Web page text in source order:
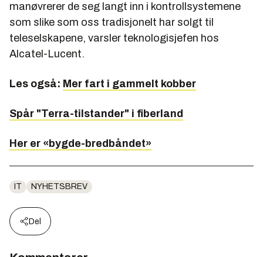
manøvrerer de seg langt inn i kontrollsystemene
som slike som oss tradisjonelt har solgt til
teleselskapene, varsler teknologisjefen hos
Alcatel-Lucent.
Les også: Mer fart i gammelt kobber
Spår "Terra-tilstander" i fiberland
Her er «bygde-bredbåndet»
IT NYHETSBREV
Del